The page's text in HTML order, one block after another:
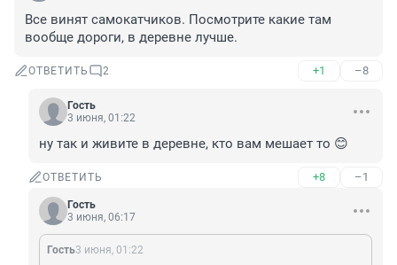
Все винят самокатчиков. Посмотрите какие там
вообще дороги, в деревне лучше.
ОТВЕТИТЬ 2 +1 –8
Гость
3 июня, 01:22
ну так и живите в деревне, кто вам мешает то 😊
ОТВЕТИТЬ +8 –1
Гость
3 июня, 06:17
Гость3 июня, 01:22